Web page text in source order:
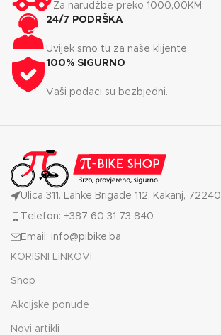
Za narudžbe preko 1000,00KM
24/7 PODRŠKA
Uvijek smo tu za naše klijente.
100% SIGURNO
Vaši podaci su bezbjedni.
Ulica 311. Lahke Brigade 112, Kakanj, 72240
Telefon: +387 60 31 73 840
Email: info@pibike.ba
KORISNI LINKOVI
Shop
Akcijske ponude
Novi artikli